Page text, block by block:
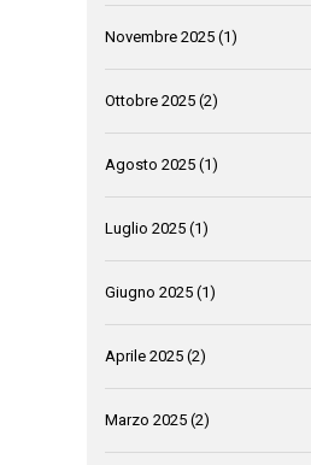
Novembre 2025 (1)
Ottobre 2025 (2)
Agosto 2025 (1)
Luglio 2025 (1)
Giugno 2025 (1)
Aprile 2025 (2)
Marzo 2025 (2)